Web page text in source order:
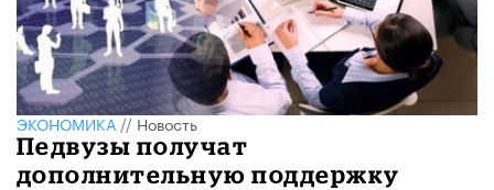
ЭКОНОМИКА//Новость
Педвузы получат
дополнительную поддержку